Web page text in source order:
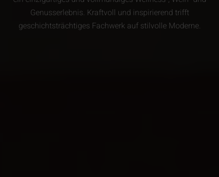
Genusserlebnis. Kraftvoll und inspirierend trifft
geschichtsträchtiges Fachwerk auf stilvolle Moderne.